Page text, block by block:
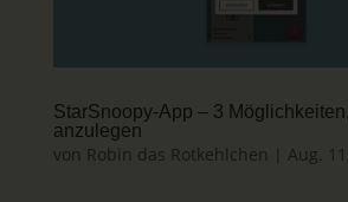
StarSnoopy-App – 3
anzulegen
von Robin das Rotkehlchen Aug.